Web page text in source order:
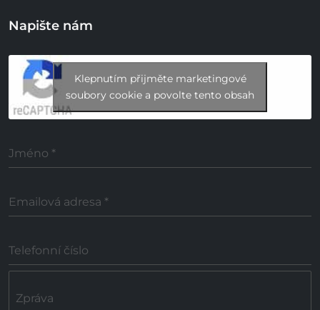
Napište nám
Klepnutím přijměte marketingové
soubory cookie a povolte tento obsah
Jméno *
Emailová adresa *
Telefonní číslo
Zpráva